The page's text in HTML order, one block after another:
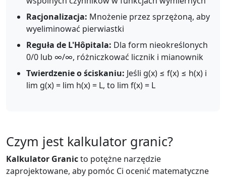
Racjonalizacja: Mnożenie przez sprzężoną, aby
wyeliminować pierwiastki
Reguła de L'Hôpitala: Dla form nieokreślonych
0/0 lub ∞/∞, różniczkować licznik i mianownik
Twierdzenie o ściskaniu: Jeśli g(x) ≤ f(x) ≤ h(x) i
lim g(x) = lim h(x) = L, to lim f(x) = L
Czym jest kalkulator granic?
Kalkulator Granicto potężne narzędzie
zaprojektowane, aby pomóc Ci ocenić matematyczne